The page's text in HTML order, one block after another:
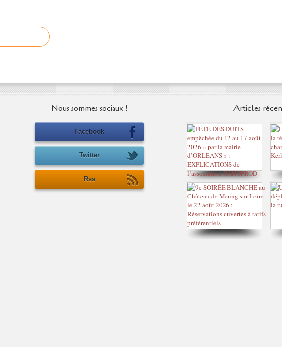
Nous sommes sociaux !
Facebook
Twitter
Rss
Articles